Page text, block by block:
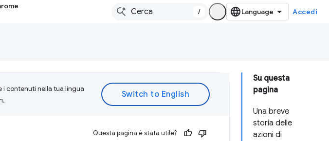
/ Accedi
Su questa
pagina
Una breve
storia delle
azioni di
contenuti nella tua lingua
Questa pagina è stata utile?